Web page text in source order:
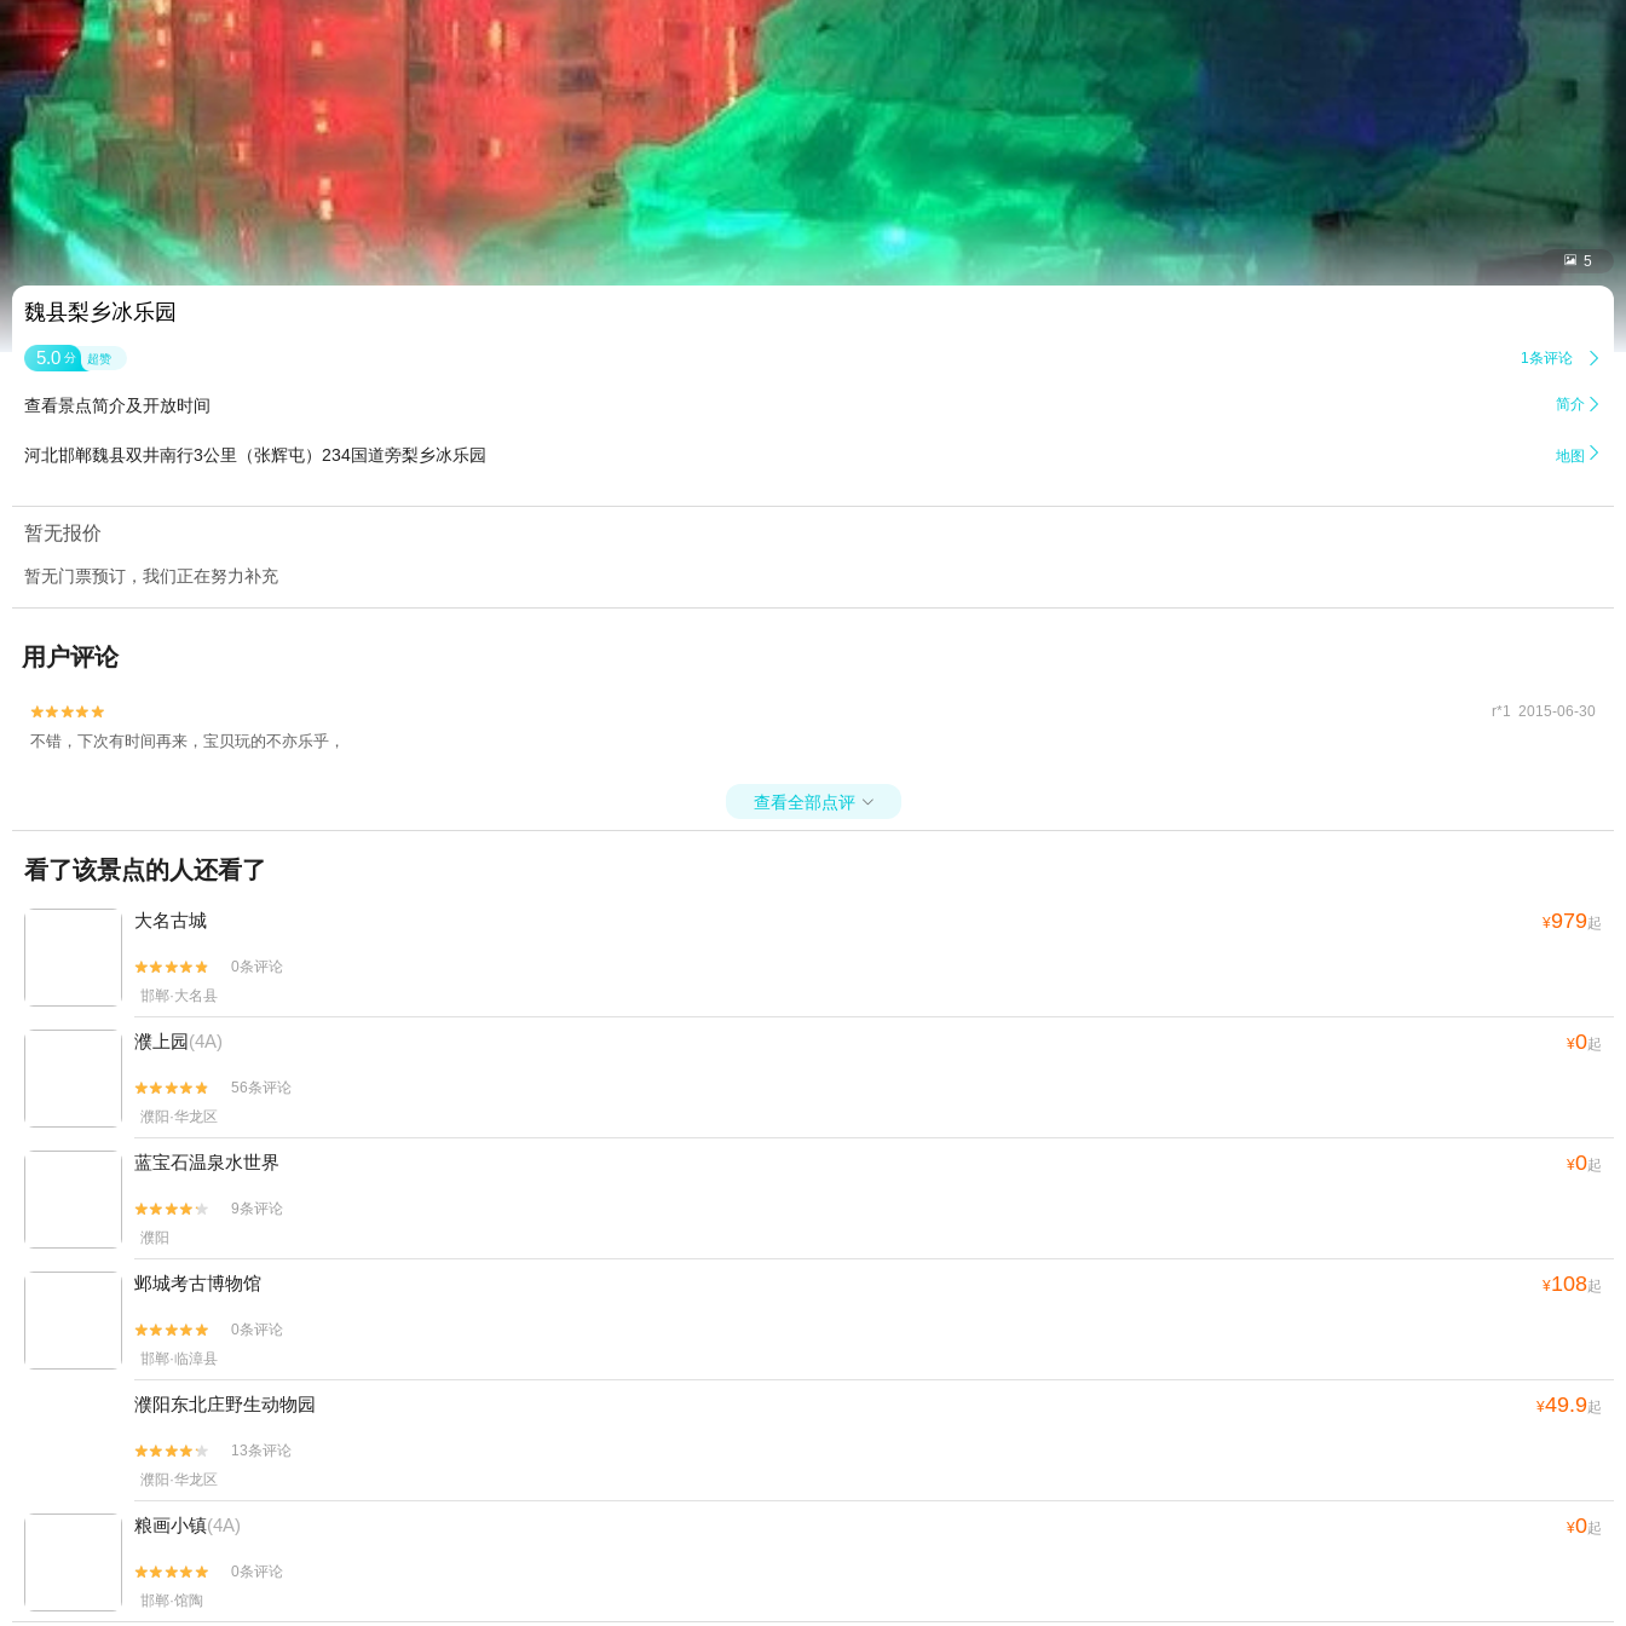
 5
魏县梨乡冰乐园
5.0 分 超赞 1条评论 
查看景点简介及开放时间 简介 
河北邯郸魏县双井南行3公里（张辉屯）234国道旁梨乡冰乐园 地图 
暂无报价
暂无门票预订，我们正在努力补充
用户评论

 r*1 2015-06-30
不错，下次有时间再来，宝贝玩的不亦乐乎，
查看全部点评 
看了该景点的人还看了
大名古城 ¥979起


0条评论
邯郸·大名县
濮上园(4A) ¥0起


56条评论
濮阳·华龙区
蓝宝石温泉水世界 ¥0起


9条评论
濮阳
邺城考古博物馆 ¥108起


0条评论
邯郸·临漳县
濮阳东北庄野生动物园 ¥49.9起


13条评论
濮阳·华龙区
粮画小镇(4A) ¥0起


0条评论
邯郸·馆陶